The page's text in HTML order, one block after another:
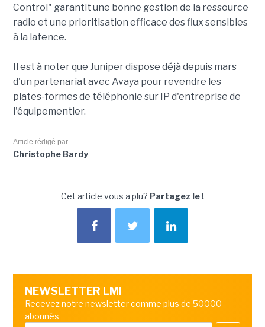
Control" garantit une bonne gestion de la ressource
radio et une prioritisation efficace des flux sensibles
à la latence.
Il est à noter que Juniper dispose déjà depuis mars
d'un partenariat avec Avaya pour revendre les
plates-formes de téléphonie sur IP d'entreprise de
l'équipementier.
Article rédigé par
Christophe Bardy
Cet article vous a plu? Partagez le !
NEWSLETTER LMI
Recevez notre newsletter comme plus de 50000
abonnés